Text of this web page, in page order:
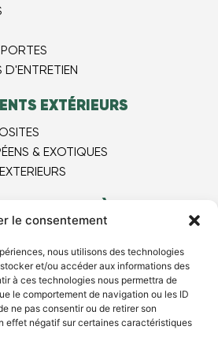
le consentement
nous utilisons des technologies
et/ou accéder aux informations des
à ces technologies nous permettra de
le comportement de navigation ou les ID
ne pas consentir ou de retirer son
effet négatif sur certaines caractéristiques
EXTÉRIEURS
& EXOTIQUES